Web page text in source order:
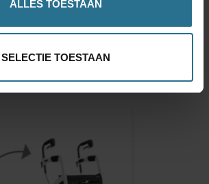
ALLES TOESTAAN
SELECTIE TOESTAAN